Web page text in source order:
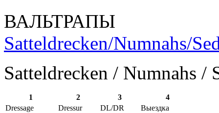
ВАЛЬТРАПЫ
Satteldrecken/Numnahs/
Satteldrecken / Numnahs /
1 2 3
4
Dressage
Dressur DL/DR
Выездка